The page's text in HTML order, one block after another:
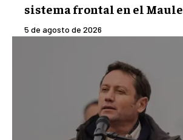
sistema frontal en el Maule
5 de agosto de 2026